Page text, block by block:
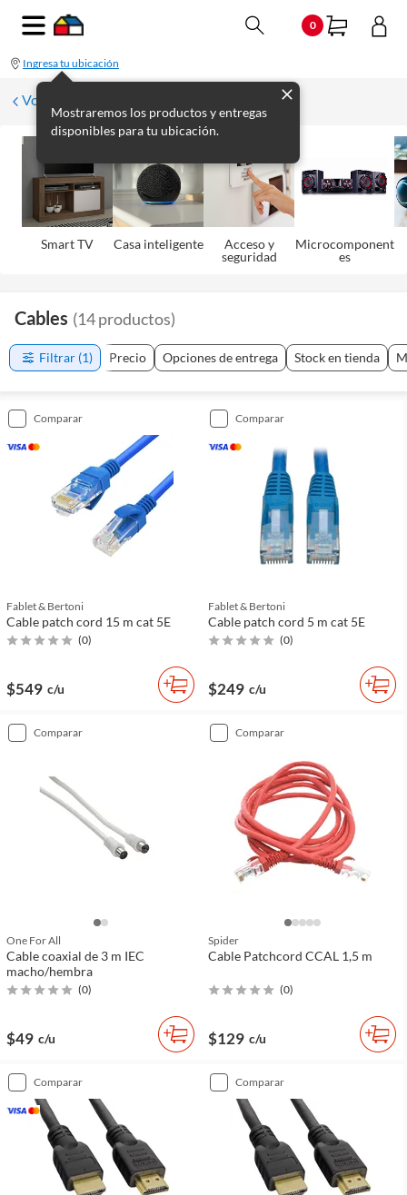
0
Ingresa tu ubicación
Mostraremos los productos y entregas
disponibles para tu ubicación.
Volver
Smart TV Casa inteligente
Acceso y
seguridad
Microcomponent
es
Cables (14productos)
Filtrar (1) Precio Opciones de entrega Stock en tienda
comparar
Fablet & Bertoni
Cable patch cord 15 m cat 5E
(0)
$549 c/u
comparar
Fablet & Bertoni
Cable patch cord 5 m cat 5E
(0)
$249 c/u
comparar
One For All
Cable coaxial de 3 m IEC
macho/hembra
(0)
$49 c/u
comparar
Spider
Cable Patchcord CCAL 1,5 m
(0)
$129 c/u
comparar comparar